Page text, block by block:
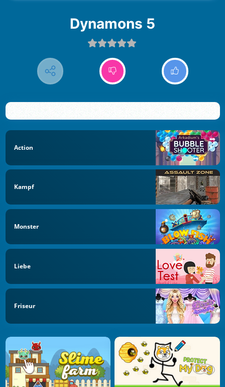
Dynamons 5
Action
Kampf
Monster
Liebe
Friseur